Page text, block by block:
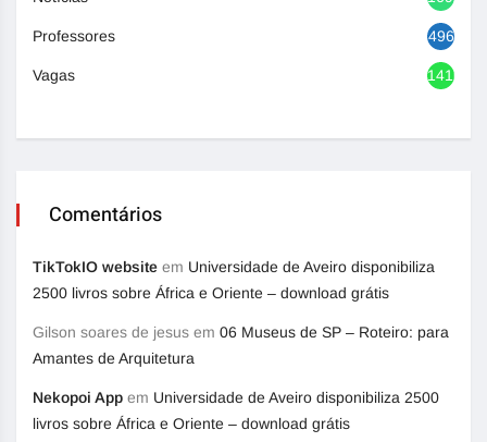
Professores 496
Vagas 1416
Comentários
TikTokIO website em Universidade de Aveiro disponibiliza
2500 livros sobre África e Oriente – download grátis
Gilson soares de jesus em 06 Museus de SP – Roteiro: para
Amantes de Arquitetura
Nekopoi App em Universidade de Aveiro disponibiliza 2500
livros sobre África e Oriente – download grátis